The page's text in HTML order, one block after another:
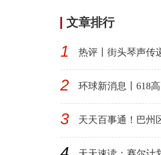
文章排行
1 热评丨街头琴声传
2 环球新消息丨618
3 天天百事通！巴州